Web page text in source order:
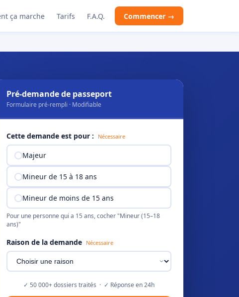
ça marche Tarifs F.A.Q. Commencer →
Pré-demande de passeport
Formulaire pré-rempli · Modifiable
Cette demande est pour : Nécessaire
Majeur
Mineur de 15 à 18 ans
Mineur de moins de 15 ans
Pour une personne qui a 15 ans, cocher "Mineur (15–18
ans)"
Raison de la demande Nécessaire
✓ 50 000+ dossiers traités · ✓ Réponse en 24h